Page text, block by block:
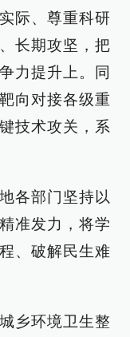
际、尊重科研
长期攻坚，把
力提升上。同
向对接各级重
技术攻关，系
各部门坚持以
准发力，将学
、破解民生难
乡环境卫生整